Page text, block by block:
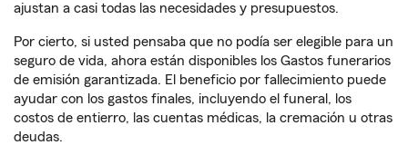
ajustan a casi todas las necesidades y presupuestos.
Por cierto, si usted pensaba que no podía ser elegible para un
seguro de vida, ahora están disponibles los Gastos funerarios
de emisión garantizada. El beneficio por fallecimiento puede
ayudar con los gastos finales, incluyendo el funeral, los
costos de entierro, las cuentas médicas, la cremación u otras
deudas.